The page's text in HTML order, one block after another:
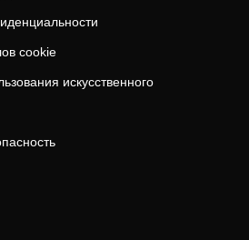
cookie
искусственного